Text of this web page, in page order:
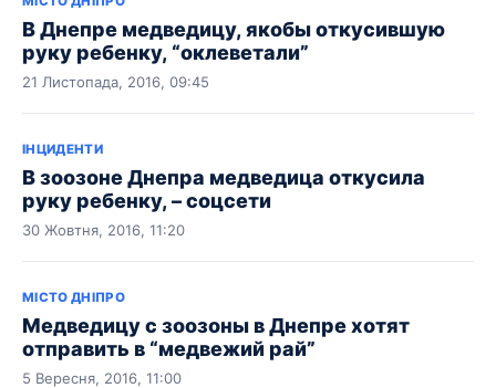
В Днепре медведицу, якобы откусившую
руку ребенку, “оклеветали”
21 Листопада, 2016, 09:45
ІНЦИДЕНТИ
В зоозоне Днепра медведица откусила
руку ребенку, – соцсети
30 Жовтня, 2016, 11:20
МІСТО ДНІПРО
Медведицу с зоозоны в Днепре хотят
отправить в “медвежий рай”
5 Вересня, 2016, 11:00